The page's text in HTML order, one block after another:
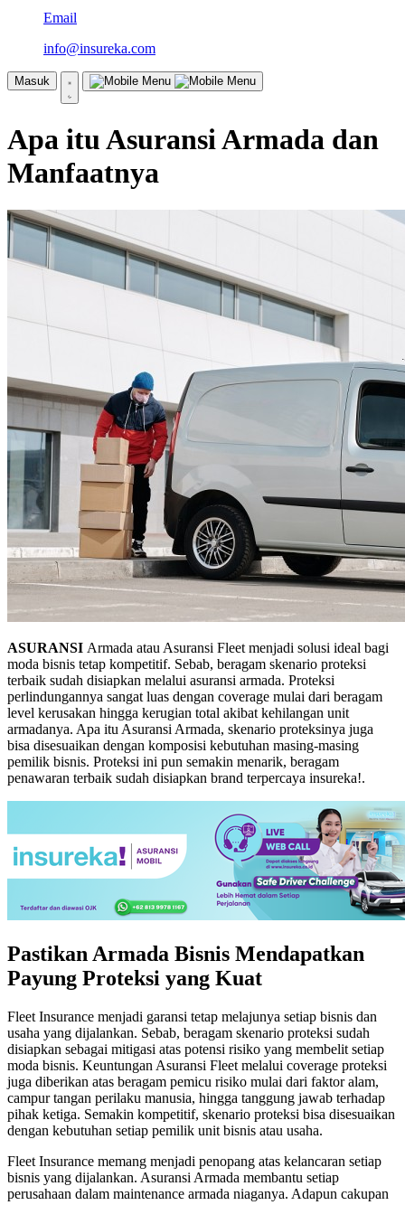
Email
info@insureka.com
Masuk
Apa itu Asuransi Armada dan
Manfaatnya
ASURANSI Armada atau Asuransi Fleet menjadi solusi ideal bagi
moda bisnis tetap kompetitif. Sebab, beragam skenario proteksi
terbaik sudah disiapkan melalui asuransi armada. Proteksi
perlindungannya sangat luas dengan coverage mulai dari beragam
level kerusakan hingga kerugian total akibat kehilangan unit
armadanya. Apa itu Asuransi Armada, skenario proteksinya juga
bisa disesuaikan dengan komposisi kebutuhan masing-masing
pemilik bisnis. Proteksi ini pun semakin menarik, beragam
penawaran terbaik sudah disiapkan brand terpercaya insureka!.
Pastikan Armada Bisnis Mendapatkan
Payung Proteksi yang Kuat
Fleet Insurance menjadi garansi tetap melajunya setiap bisnis dan
usaha yang dijalankan. Sebab, beragam skenario proteksi sudah
disiapkan sebagai mitigasi atas potensi risiko yang membelit setiap
moda bisnis. Keuntungan Asuransi Fleet melalui coverage proteksi
juga diberikan atas beragam pemicu risiko mulai dari faktor alam,
campur tangan perilaku manusia, hingga tanggung jawab terhadap
pihak ketiga. Semakin kompetitif, skenario proteksi bisa disesuaikan
dengan kebutuhan setiap pemilik unit bisnis atau usaha.
Fleet Insurance memang menjadi penopang atas kelancaran setiap
bisnis yang dijalankan. Asuransi Armada membantu setiap
perusahaan dalam maintenance armada niaganya. Adapun cakupan